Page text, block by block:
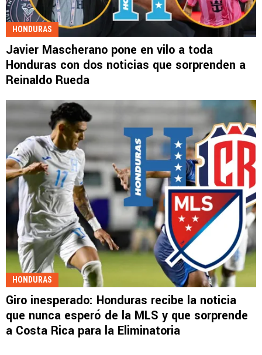
HONDURAS
Javier Mascherano pone en vilo a toda
Honduras con dos noticias que sorprenden a
Reinaldo Rueda
HONDURAS
Giro inesperado: Honduras recibe la noticia
que nunca esperó de la MLS y que sorprende
a Costa Rica para la Eliminatoria